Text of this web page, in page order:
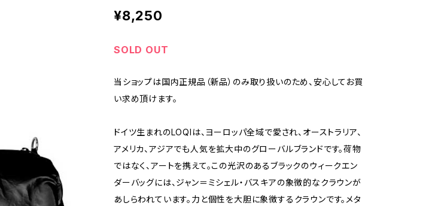
¥8,250
SOLD OUT
当ショップは国内正規品（新品）のみ取り扱いのため、安心してお買
い求め頂けます。
ドイツ生まれのLOQIは、ヨーロッパ全域で愛され、オーストラリア、
アメリカ、アジアでも人気を拡大中のグローバルブランドです。荷物
ではなく、アートを携えて。この光沢のあるブラックのウィークエン
ダーバッグには、ジャン＝ミシェル・バスキアの象徴的なクラウンが
あしらわれています。力と個性を大胆に象徴するクラウンです。メタ